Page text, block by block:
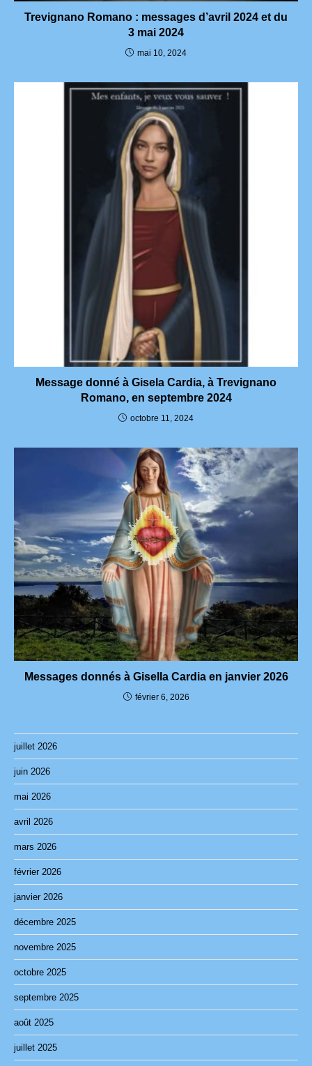
Trevignano Romano : messages d’avril 2024 et du
3 mai 2024
mai 10, 2024
Message donné à Gisela Cardia, à Trevignano
Romano, en septembre 2024
octobre 11, 2024
Messages donnés à Gisella Cardia en janvier 2026
février 6, 2026
juillet 2026
juin 2026
mai 2026
avril 2026
mars 2026
février 2026
janvier 2026
décembre 2025
novembre 2025
octobre 2025
septembre 2025
août 2025
juillet 2025